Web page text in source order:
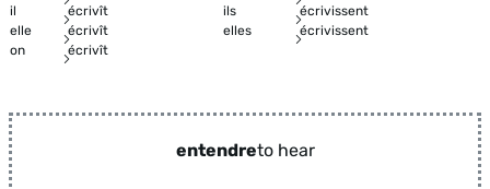
il
écrivît ils
écrivissent
elle
écrivît elles
écrivissent
on
écrivît
entendreto hear